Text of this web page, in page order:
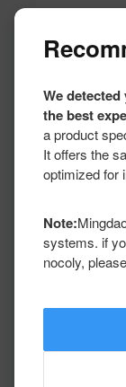
1.企业
3.提供
如何
是否
We
the best
a product
It offers the
optimized for
Note:
systems. if
nocoly,